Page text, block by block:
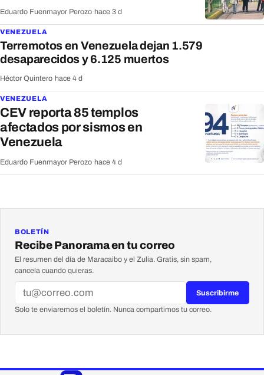
Eduardo Fuenmayor Perozo hace 3 d
VENEZUELA
Terremotos en Venezuela dejan 1.579
desaparecidos y 6.125 muertos
Héctor Quintero hace 4 d
VENEZUELA
CEV reporta 85 templos
afectados por sismos en
Venezuela
Eduardo Fuenmayor Perozo hace 4 d
BOLETÍN
Recibe Panorama en tu correo
El resumen del día de Maracaibo y el Zulia. Gratis, sin spam,
cancela cuando quieras.
Suscribirme
Solo te enviaremos el boletín. Nunca compartimos tu correo.